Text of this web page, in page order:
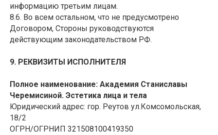
информацию третьим лицам.
8.6. Во всем остальном, что не предусмотрено
Договором, Стороны руководствуются
действующим законодательством РФ.
9. РЕКВИЗИТЫ ИСПОЛНИТЕЛЯ
Полное наименование: Академия Станиславы
Черемисиной. Эстетика лица и тела
Юридический адрес: гор. Реутов ул.Комсомольская,
18/2
ОГРН/ОГРНИП 321508100419350